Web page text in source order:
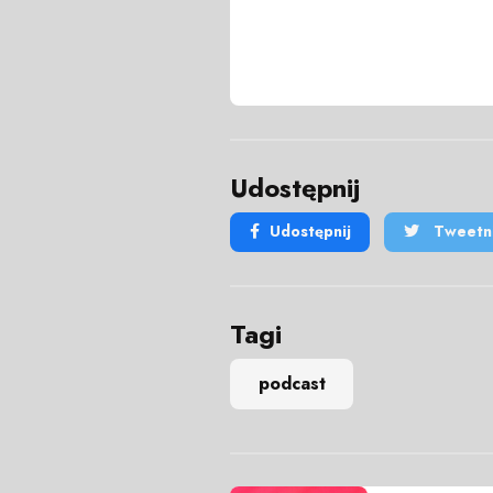
Udostępnij
Udostępnij
Tagi
podcast